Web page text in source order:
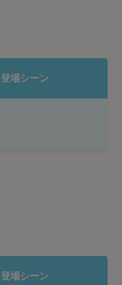
登場シーン
登場シーン